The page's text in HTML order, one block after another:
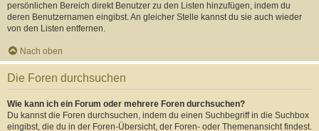
persönlichen Bereich direkt Benutzer zu den Listen hinzufügen, indem du
deren Benutzernamen eingibst. An gleicher Stelle kannst du sie auch wieder
von den Listen entfernen.
Nach oben
Die Foren durchsuchen
Wie kann ich ein Forum oder mehrere Foren durchsuchen?
Du kannst die Foren durchsuchen, indem du einen Suchbegriff in die Suchbox
eingibst, die du in der Foren-Übersicht, der Foren- oder Themenansicht findest.